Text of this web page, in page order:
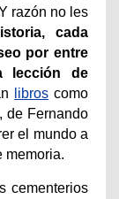
razón no les
cada
por entre
lección de
libros como
de Fernando
el mundo a
memoria.
cementerios